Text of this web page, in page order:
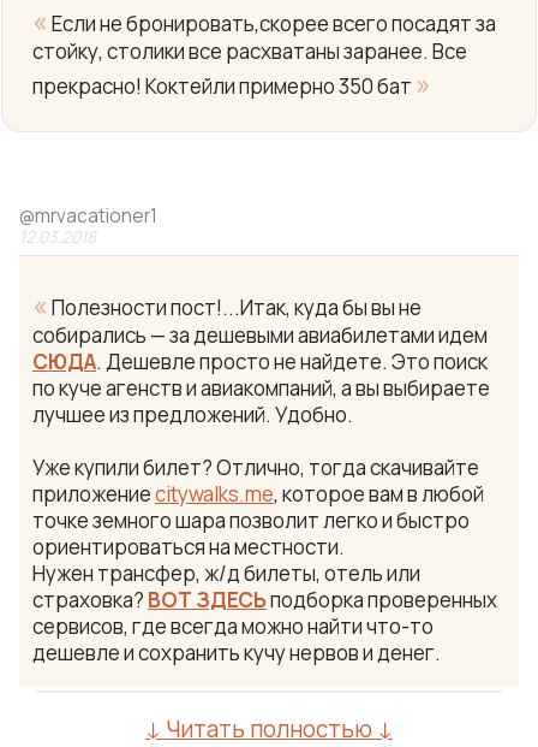
« Если не бронировать,скорее всего посадят за
стойку, столики все расхватаны заранее. Все
прекрасно! Коктейли примерно 350 бат »
@mrvacationer1
12.03.2018
« Полезности пост!...Итак, куда бы вы не
собирались — за дешевыми авиабилетами идем
СЮДА. Дешевле просто не найдете. Это поиск
по куче агенств и авиакомпаний, а вы выбираете
лучшее из предложений. Удобно.
Уже купили билет? Отлично, тогда скачивайте
приложениеcitywalks.me, которое вам в любой
точке земного шара позволит легко и быстро
ориентироваться на местности.
Нужен трансфер, ж/д билеты, отель или
страховка? ВОТ ЗДЕСЬподборка проверенных
сервисов, где всегда можно найти что-то
дешевле и сохранить кучу нервов и денег.
↓ Читать полностью ↓